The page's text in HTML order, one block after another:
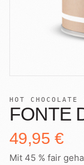
Shop
All About
09
10 Kurse
HOT CHOCOLATE
FONTE
49,95 €
Mit 45 % fair